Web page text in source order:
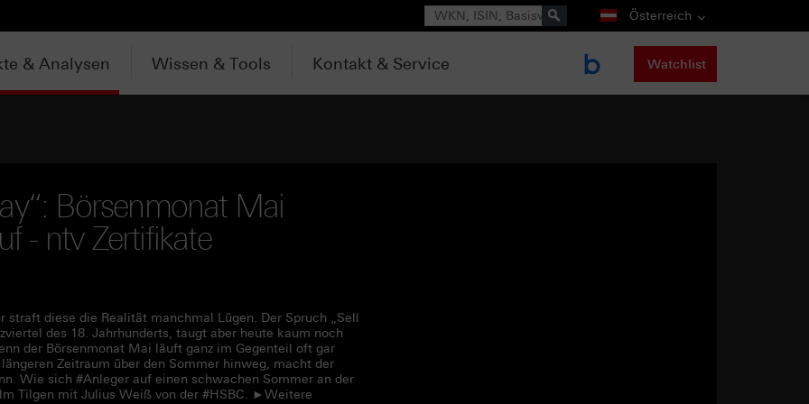
Suche Österreich
& Analysen Wissen & Tools Kontakt & Service Watchlist
Börsenmonat Mai
- ntv Zertifikate
straft diese die Realität manchmal Lügen. Der Spruch „Sell
des 18. Jahrhunderts, taugt aber heute kaum noch
der Börsenmonat Mai läuft ganz im Gegenteil oft gar
Zeitraum über den Sommer hinweg, macht der
Wie sich #Anleger auf einen schwachen Sommer an der
Tilgen mit Julius Weiß von der #HSBC. ►Weitere